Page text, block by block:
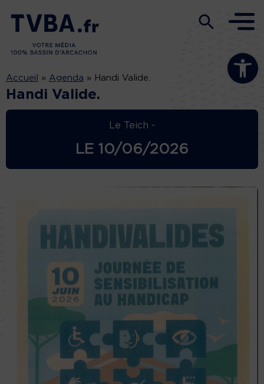
Ouvrir la
Accueil » Agenda » Handi Valide.
Handi Valide.
Le Teich -
LE 10/06/2026